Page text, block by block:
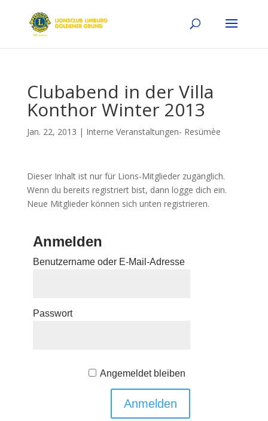
Clubabend in der Villa
Konthor Winter 2013
Jan. 22, 2013 | Interne Veranstaltungen- Resümèe
Dieser Inhalt ist nur für Lions-Mitglieder zugänglich.
Wenn du bereits registriert bist, dann logge dich ein.
Neue Mitglieder können sich unten registrieren.
Anmelden
Benutzername oder E-Mail-Adresse
Passwort
Angemeldet bleiben